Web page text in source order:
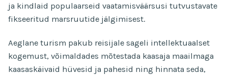
ja kindlaid populaarseid vaatamisväärsusi tutvustavate
fikseeritud marsruutide jälgimisest.
Aeglane turism pakub reisijale sageli intellektuaalset
kogemust, võimaldades mõtestada kaasaja maailmaga
kaasaskäivaid hüvesid ja pahesid ning hinnata seda,